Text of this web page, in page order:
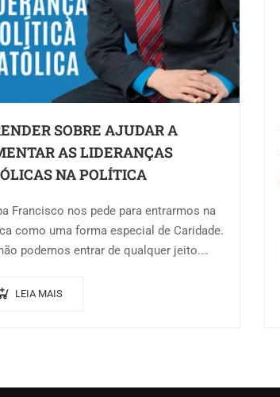
SOBRE AJUDAR A
AS LIDERANÇAS
NA POLÍTICA
Francisco nos pede para entrarmos na
como uma forma especial de Caridade.
podemos entrar de qualquer jeito.
LEIA MAIS